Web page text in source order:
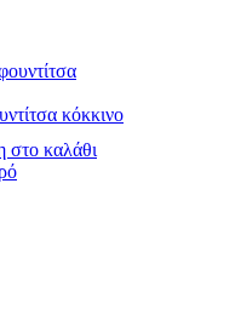
κόκκινο
καλάθι